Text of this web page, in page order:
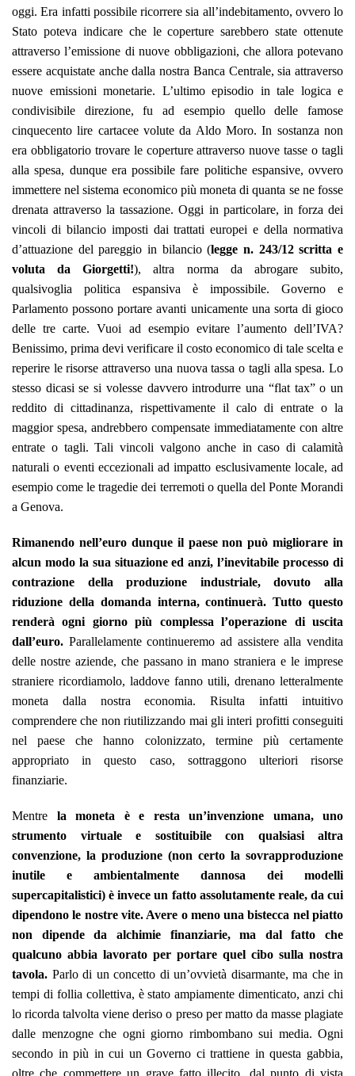
oggi. Era infatti possibile ricorrere sia all’indebitamento, ovvero lo
Stato poteva indicare che le coperture sarebbero state ottenute
attraverso l’emissione di nuove obbligazioni, che allora potevano
essere acquistate anche dalla nostra Banca Centrale, sia attraverso
nuove emissioni monetarie. L’ultimo episodio in tale logica e
condivisibile direzione, fu ad esempio quello delle famose
cinquecento lire cartacee volute da Aldo Moro. In sostanza non
era obbligatorio trovare le coperture attraverso nuove tasse o tagli
alla spesa, dunque era possibile fare politiche espansive, ovvero
immettere nel sistema economico più moneta di quanta se ne fosse
drenata attraverso la tassazione. Oggi in particolare, in forza dei
vincoli di bilancio imposti dai trattati europei e della normativa
d’attuazione del pareggio in bilancio (legge n. 243/12 scritta e
voluta da Giorgetti!), altra norma da abrogare subito,
qualsivoglia politica espansiva è impossibile. Governo e
Parlamento possono portare avanti unicamente una sorta di gioco
delle tre carte. Vuoi ad esempio evitare l’aumento dell’IVA?
Benissimo, prima devi verificare il costo economico di tale scelta e
reperire le risorse attraverso una nuova tassa o tagli alla spesa. Lo
stesso dicasi se si volesse davvero introdurre una “flat tax” o un
reddito di cittadinanza, rispettivamente il calo di entrate o la
maggior spesa, andrebbero compensate immediatamente con altre
entrate o tagli. Tali vincoli valgono anche in caso di calamità
naturali o eventi eccezionali ad impatto esclusivamente locale, ad
esempio come le tragedie dei terremoti o quella del Ponte Morandi
a Genova.
Rimanendo nell’euro dunque il paese non può migliorare in
alcun modo la sua situazione ed anzi, l’inevitabile processo di
contrazione della produzione industriale, dovuto alla
riduzione della domanda interna, continuerà. Tutto questo
renderà ogni giorno più complessa l’operazione di uscita
dall’euro. Parallelamente continueremo ad assistere alla vendita
delle nostre aziende, che passano in mano straniera e le imprese
straniere ricordiamolo, laddove fanno utili, drenano letteralmente
moneta dalla nostra economia. Risulta infatti intuitivo
comprendere che non riutilizzando mai gli interi profitti conseguiti
nel paese che hanno colonizzato, termine più certamente
appropriato in questo caso, sottraggono ulteriori risorse
finanziarie.
Mentre la moneta è e resta un’invenzione umana, uno
strumento virtuale e sostituibile con qualsiasi altra
convenzione, la produzione (non certo la sovrapproduzione
inutile e ambientalmente dannosa dei modelli
supercapitalistici) è invece un fatto assolutamente reale, da cui
dipendono le nostre vite. Avere o meno una bistecca nel piatto
non dipende da alchimie finanziarie, ma dal fatto che
qualcuno abbia lavorato per portare quel cibo sulla nostra
tavola. Parlo di un concetto di un’ovvietà disarmante, ma che in
tempi di follia collettiva, è stato ampiamente dimenticato, anzi chi
lo ricorda talvolta viene deriso o preso per matto da masse plagiate
dalle menzogne che ogni giorno rimbombano sui media. Ogni
secondo in più in cui un Governo ci trattiene in questa gabbia,